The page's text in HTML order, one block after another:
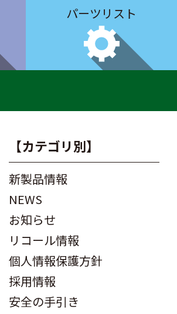
パーツリスト
【カテゴリ別】
新製品情報
NEWS
お知らせ
リコール情報
個人情報保護方針
採用情報
安全の手引き